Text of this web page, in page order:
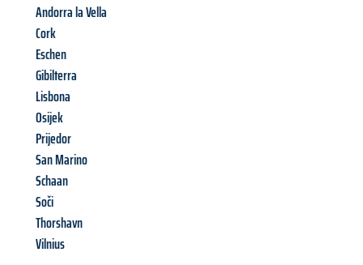
Andorra la Vella
Cork
Eschen
Gibilterra
Lisbona
Osijek
Prijedor
San Marino
Schaan
Soči
Thorshavn
Vilnius